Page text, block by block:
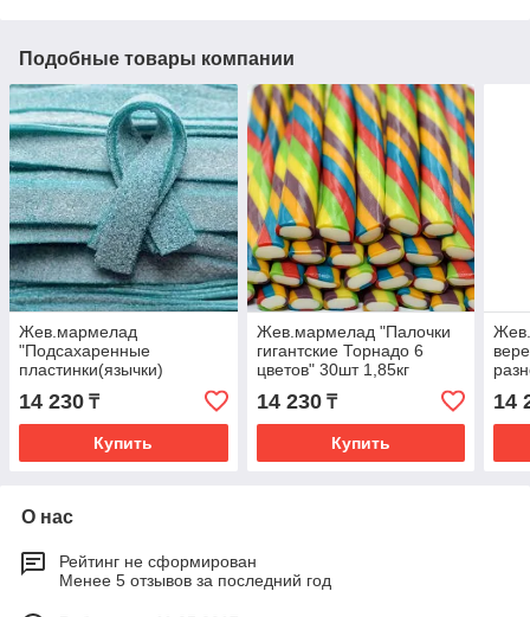
Подобные товары компании
Жев.мармелад
"Подсахаренные
пластинки(язычки)
Ежевика" 200шт 1,9кг /FINI
Испания/
14 230 ₸
Купить
Жев.мармелад "Палочки
гигантские Торнадо 6
цветов" 30шт 1,85кг
джумбос /FINI Испания/
14 230₸
Купить
14
О нас
Рейтинг не сформирован
Менее 5 отзывов за последний год